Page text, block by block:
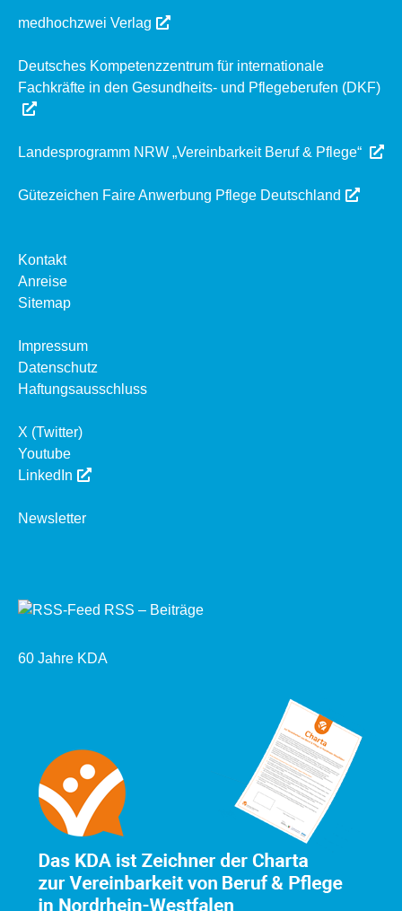
medhochzwei Verlag
Deutsches Kompetenzzentrum für internationale
Fachkräfte in den Gesundheits- und Pflegeberufen (DKF)
Landesprogramm NRW „Vereinbarkeit Beruf & Pflege“
Gütezeichen Faire Anwerbung Pflege Deutschland
Kontakt
Anreise
Sitemap
Impressum
Datenschutz
Haftungsausschluss
X (Twitter)
Youtube
LinkedIn
Newsletter
RSS – Beiträge
60 Jahre KDA